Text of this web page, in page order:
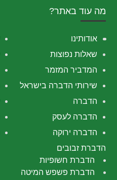
מה עוד באתר?
אודותינו
שאלות נפוצות
המדביר המזמר
שירותי הדברה בישראל
הדברה
הדברה לעסק
הדברה ירוקה
הדברת זבובים
הדברת חשופיות
הדברת פשפש המיטה